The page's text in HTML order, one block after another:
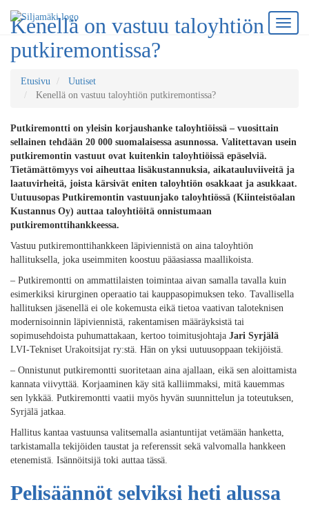
Kenellä on vastuu taloyhtiön
putkiremontissa?
Etusivu
Uutiset
Kenellä on vastuu taloyhtiön putkiremontissa?
Putkiremontti on yleisin korjaushanke taloyhtiöissä – vuosittain
sellainen tehdään 20 000 suomalaisessa asunnossa. Valitettavan usein
putkiremontin vastuut ovat kuitenkin taloyhtiöissä epäselviä.
Tietämättömyys voi aiheuttaa lisäkustannuksia, aikatauluviiveitä ja
laatuvirheitä, joista kärsivät eniten taloyhtiön osakkaat ja asukkaat.
Uutuusopas Putkiremontin vastuunjako taloyhtiössä (Kiinteistöalan
Kustannus Oy) auttaa taloyhtiöitä onnistumaan
putkiremonttihankkeessa.
Vastuu putkiremonttihankkeen läpiviennistä on aina taloyhtiön
hallituksella, joka useimmiten koostuu pääasiassa maallikoista.
– Putkiremontti on ammattilaisten toimintaa aivan samalla tavalla kuin
esimerkiksi kirurginen operaatio tai kauppasopimuksen teko. Tavallisella
hallituksen jäsenellä ei ole kokemusta eikä tietoa vaativan taloteknisen
modernisoinnin läpiviennistä, rakentamisen määräyksistä tai
sopimusehdoista puhumattakaan, kertoo toimitusjohtaja Jari Syrjälä
LVI-Tekniset Urakoitsijat ry:stä. Hän on yksi uutuusoppaan tekijöistä.
– Onnistunut putkiremontti suoritetaan aina ajallaan, eikä sen aloittamista
kannata viivyttää. Korjaaminen käy sitä kalliimmaksi, mitä kauemmas
sen lykkää. Putkiremontti vaatii myös hyvän suunnittelun ja toteutuksen,
Syrjälä jatkaa.
Hallitus kantaa vastuunsa valitsemalla asiantuntijat vetämään hanketta,
tarkistamalla tekijöiden taustat ja referenssit sekä valvomalla hankkeen
etenemistä. Isännöitsijä toki auttaa tässä.
Pelisäännöt selviksi heti alussa